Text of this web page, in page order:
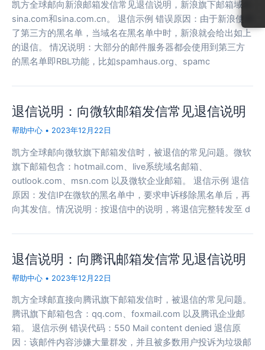
凯方全球邮向新浪邮箱发信常见退信说明，新浪旗下邮箱域名
sina.com和sina.com.cn。 退信示例 错误原因：由于新浪使用
了第三方的黑名单，当域名在黑名单中时，新浪就会给出如上
的退信。 情况说明：大部分的邮件服务器都会使用到第三方
的黑名单即RBL功能，比如spamhaus.org、spamc
退信说明：向微软邮箱发信常见退信说明
帮助中心 • 2023年12月22日
凯方全球邮向微软旗下邮箱发信时，被退信的常见问题。微软
旗下邮箱包含：hotmail.com、live系统域名邮箱、
outlook.com、msn.com 以及微软企业邮箱。 退信示例 退信
原因：发信IP在微软的黑名单中，要求申诉移除黑名单后，再
向其发信。情况说明：按退信中的说明，将退信完整转发至 d
退信说明：向腾讯邮箱发信常见退信说明
帮助中心 • 2023年12月22日
凯方全球邮直接向腾讯旗下邮箱发信时，被退信的常见问题。
腾讯旗下邮箱包含：qq.com、foxmail.com 以及腾讯企业邮
箱。 退信示例 错误代码：550 Mail content denied 退信原
因：该邮件内容涉嫌大量群发，并且被多数用户投诉为垃圾邮